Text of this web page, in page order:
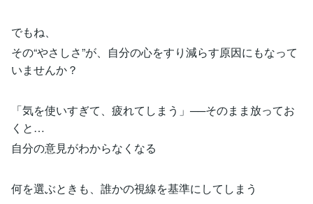
でもね、
その“やさしさ”が、自分の心をすり減らす原因にもなって
いませんか？
「気を使いすぎて、疲れてしまう」──そのまま放ってお
くと…
自分の意見がわからなくなる
何を選ぶときも、誰かの視線を基準にしてしまう